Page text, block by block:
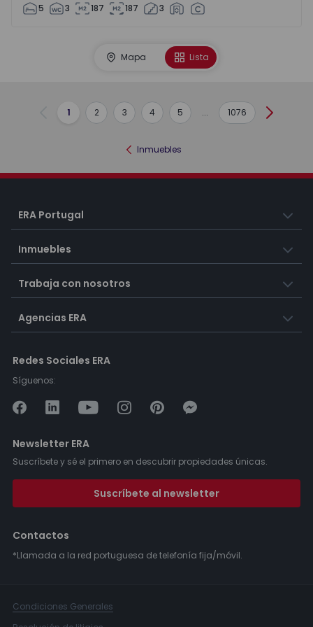
5 3 187 187 3
Mapa Lista
Anterior
1 2 3 4 5 ... 1076
Inmuebles
ERA Portugal
Inmuebles
Trabaja con nosotros
Agencias ERA
Redes Sociales ERA
Síguenos:
Newsletter ERA
Suscríbete y sé el primero en descubrir propiedades únicas.
Suscríbete al newsletter
Contactos
*Llamada a la red portuguesa de telefonía fija/móvil.
Condiciones Generales